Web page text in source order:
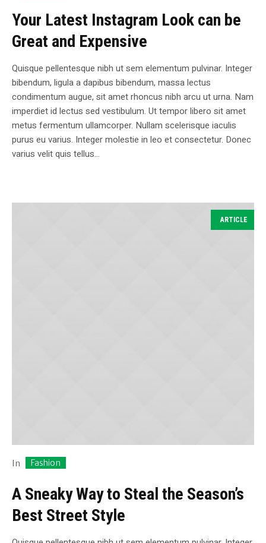
Your Latest Instagram Look can be
Great and Expensive
Quisque pellentesque nibh ut sem elementum pulvinar. Integer
bibendum, ligula a dapibus bibendum, massa lectus
condimentum augue, sit amet rhoncus nibh arcu ut urna. Nam
imperdiet id lectus sed vestibulum. Ut tempor libero sit amet
metus fermentum ullamcorper. Nullam scelerisque iaculis
purus eu varius. Integer molestie in leo et consectetur. Donec
varius velit quis tellus...
ARTICLE
In Fashion
A Sneaky Way to Steal the Season’s
Best Street Style